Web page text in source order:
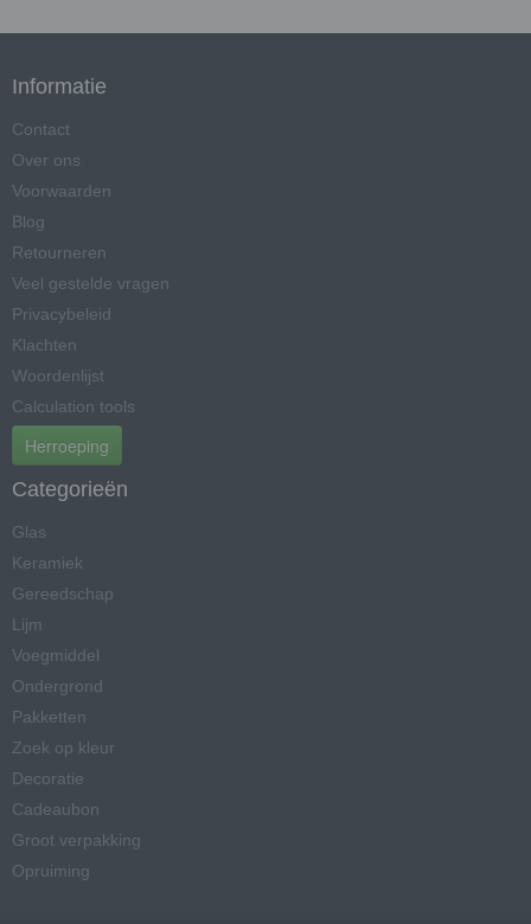
Informatie
Contact
Over ons
Voorwaarden
Blog
Retourneren
Veel gestelde vragen
Privacybeleid
Klachten
Woordenlijst
Calculation tools
Herroeping
Categorieën
Glas
Keramiek
Gereedschap
Lijm
Voegmiddel
Ondergrond
Pakketten
Zoek op kleur
Decoratie
Cadeaubon
Groot verpakking
Opruiming